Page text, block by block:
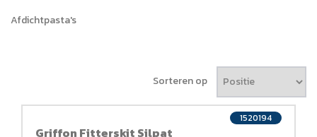
Afdichtpasta's
Sorteren op
Griffon Fitterskit Silpat
1520194